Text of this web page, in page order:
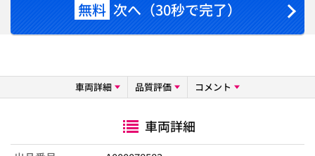
無料 次へ（30秒で完了）
車両詳細 品質評価 コメント
車両詳細